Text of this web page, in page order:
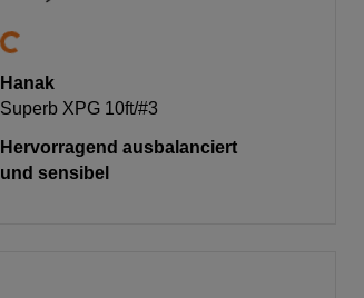
Hanak
Superb XPG 10ft/#3
Hervorragend ausbalanciert
und sensibel